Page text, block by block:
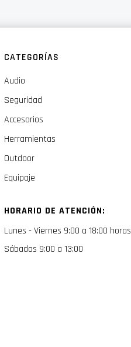
CATEGORÍAS
Audio
Seguridad
Accesorios
Herramientas
Outdoor
Equipaje
HORARIO DE ATENCIÓN:
Lunes - Viernes 9:00 a 18:00 horas
Sábados 9:00 a 13:00